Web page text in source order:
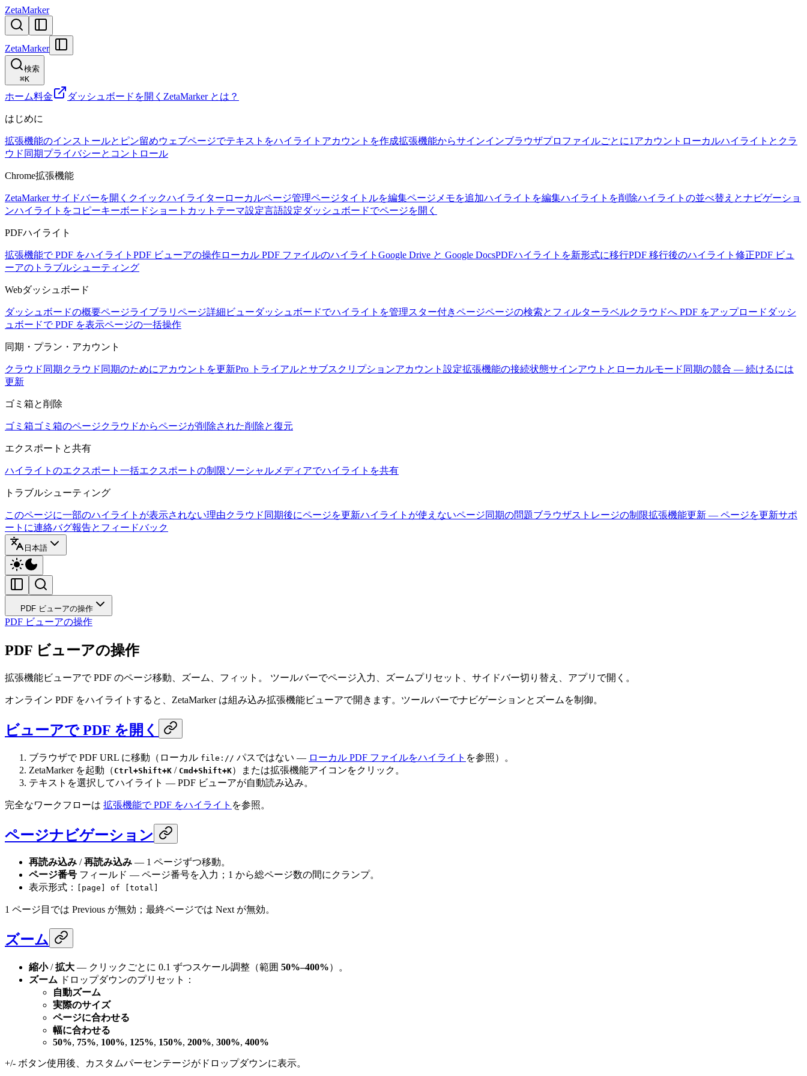
ZetaMarker
ZetaMarker
検索
⌘K
ホーム料金 ダッシュボードを開く ZetaMarker とは？
はじめに
拡張機能のインストールとピン留めウェブページでテキストをハイライト アカウントを作成拡張機能からサインインブラウザプロファイルごとに1アカウント ローカルハイライトとクラ
ウド同期プライバシーとコントロール
Chrome拡張機能
ZetaMarker サイドバーを開く クイックハイライター ローカルページ管理ページタイトルを編集ページメモを追加ハイライトを編集ハイライトを削除ハイライトの並べ替えとナビゲーショ
ンハイライトをコピーキーボードショートカット テーマ設定言語設定ダッシュボードでページを開く
PDFハイライト
拡張機能で PDF をハイライト PDF ビューアの操作ローカル PDF ファイルのハイライト Google Drive と Google DocsPDFハイライトを新形式に移行PDF 移行後のハイライト修正PDF ビュ
ーアのトラブルシューティング
Webダッシュボード
ダッシュボードの概要ページライブラリ ページ詳細ビューダッシュボードでハイライトを管理スター付きページページの検索とフィルターラベルクラウドへ PDF をアップロード ダッシ
ュボードで PDF を表示ページの一括操作
同期・プラン・アカウント
クラウド同期 クラウド同期のためにアカウントを更新Pro トライアルとサブスクリプションアカウント設定拡張機能の接続状態サインアウトとローカルモード 同期の競合 — 続けるには
更新
ゴミ箱と削除
ゴミ箱ゴミ箱のページクラウドからページが削除された削除と復元
エクスポートと共有
ハイライトのエクスポート 一括エクスポートの制限ソーシャルメディアでハイライトを共有
トラブルシューティング
このページに一部のハイライトが表示されない理由クラウド同期後にページを更新ハイライトが使えないページ同期の問題ブラウザストレージの制限拡張機能更新 — ページを更新サポ
ートに連絡バグ報告とフィードバック
日本語
PDF ビューアの操作
PDF ビューアの操作
PDF ビューアの操作
拡張機能ビューアで PDF のページ移動、ズーム、フィット。 ツールバーでページ入力、ズームプリセット、サイドバー切り替え、アプリで開く。
オンライン PDF をハイライトすると、ZetaMarker は組み込み拡張機能ビューアで開きます。ツールバーでナビゲーションとズームを制御。
ビューアで PDF を開く
ブラウザで PDF URL に移動（ローカル file:// パスではない — ローカル PDF ファイルをハイライト を参照）。
ZetaMarker を起動（ Ctrl+Shift+K / Cmd+Shift+K）または拡張機能アイコンをクリック。
テキストを選択してハイライト — PDF ビューアが自動読み込み。
完全なワークフローは 拡張機能で PDF をハイライト を参照。
ページナビゲーション
再読み込み /再読み込み — 1 ページずつ移動。
ページ番号 フィールド — ページ番号を入力；1 から総ページ数の間にクランプ。
表示形式：
[page] of [total]
1 ページ目では Previous が無効；最終ページでは Next が無効。
ズーム
縮小/拡大 — クリックごとに 0.1 ずつスケール調整（範囲 50%–400%）。
ズーム ドロップダウンのプリセット：
自動ズーム
実際のサイズ
ページに合わせる
幅に合わせる
50%, 75%, 100%, 125%, 150%, 200%, 300%, 400%
+/- ボタン使用後、カスタムパーセンテージがドロップダウンに表示。